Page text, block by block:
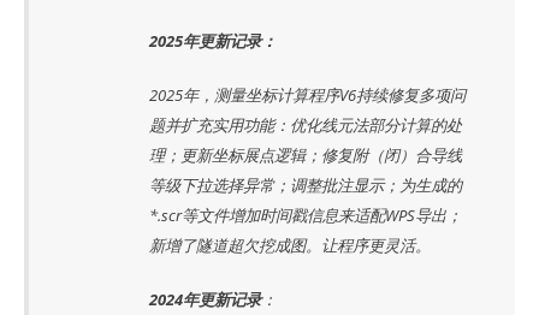
2025年更新记录：
2025年，测量坐标计算程序V6持续修复多项问
题并扩充实用功能：优化线元法部分计算的处
理；更新坐标展点逻辑；修复附（闭）合导线
等级下拉选择异常；调整批注显示；为生成的
*.scr等文件增加时间戳信息来适配WPS导出；
新增了隧道超欠挖成图。让程序更灵活。
2024年更新记录：